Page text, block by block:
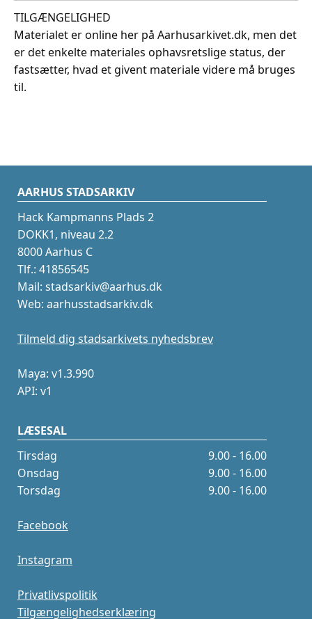
TILGÆNGELIGHED
Materialet er online her på Aarhusarkivet.dk, men det
er det enkelte materiales ophavsretslige status, der
fastsætter, hvad et givent materiale videre må bruges
til.
AARHUS STADSARKIV
Hack Kampmanns Plads 2
DOKK1, niveau 2.2
8000 Aarhus C
Tlf.: 41856545
Mail: stadsarkiv@aarhus.dk
Web: aarhusstadsarkiv.dk
Tilmeld dig stadsarkivets nyhedsbrev
Maya: v1.3.990
API: v1
LÆSESAL
Tirsdag
9.00 - 16.00
Onsdag
9.00 - 16.00
Torsdag
9.00 - 16.00
Facebook
Instagram
Privatlivspolitik
Tilgængelighedserklæring